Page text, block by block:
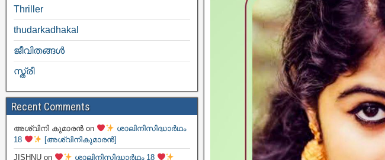
Thriller
thudarkadhakal
ജീവിതങ്ങള്‍
സ്ത്രീ
Recent Comments
അശ്വിനി കുമാരൻ on
ശാലിനിസിദ്ധാർഥം
18
[അശ്വിനികുമാരൻ]
JISHNU on
ശാലിനിസിദ്ധാർഥം 18